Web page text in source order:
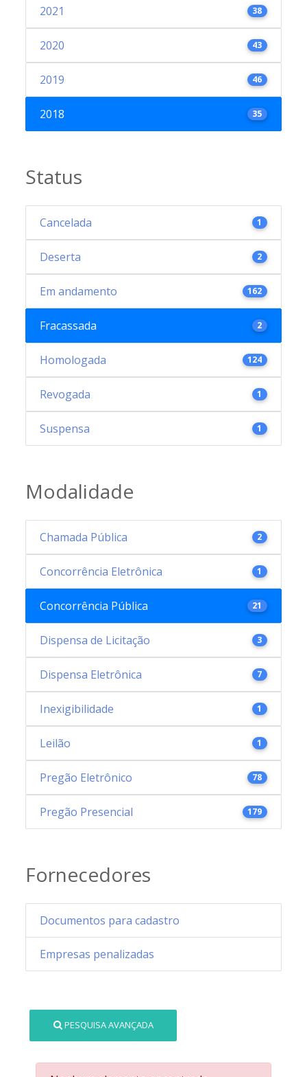
2021 38
2020 43
2019 46
2018 35
Status
Cancelada 1
Deserta 2
Em andamento 162
Fracassada 2
Homologada 124
Revogada 1
Suspensa 1
Modalidade
Chamada Pública 2
Concorrência Eletrônica 1
Concorrência Pública 21
Dispensa de Licitação 3
Dispensa Eletrônica 7
Inexigibilidade 1
Leilão 1
Pregão Eletrônico 78
Pregão Presencial 179
Fornecedores
Documentos para cadastro
Empresas penalizadas
PESQUISA AVANÇADA